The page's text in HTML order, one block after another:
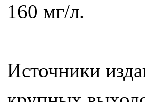
160 мг/л.
Источники